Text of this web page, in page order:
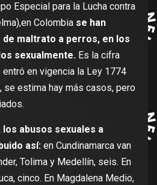
Especial para la Lucha contra
Colombia se han
maltrato a perros, en los
sexualmente. Es la cifra
en vigencia la Ley 1774
se estima hay más casos, pero
abusos sexuales a
así: en Cundinamarca van
Tolima y Medellín, seis. En
cinco. En Magdalena Medio,